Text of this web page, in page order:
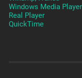
Windows Media Player
Real Player
QuickTime